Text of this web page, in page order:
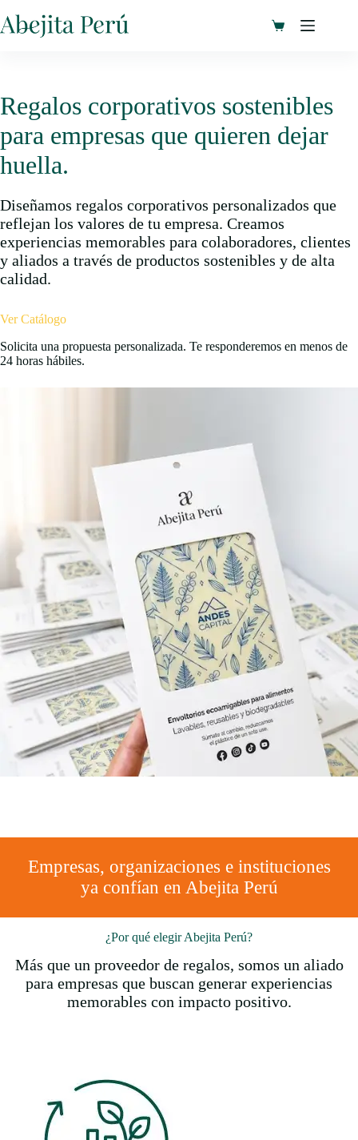
al
contenido
Carro
Regalos corporativos sostenibles
para empresas que quieren dejar
huella.
Diseñamos regalos corporativos personalizados que
reflejan los valores de tu empresa. Creamos
experiencias memorables para colaboradores, clientes
y aliados a través de productos sostenibles y de alta
calidad.
Ver Catálogo
Solicita una propuesta personalizada. Te responderemos en menos de
24 horas hábiles.
Empresas, organizaciones e instituciones
ya confían en Abejita Perú
¿Por qué elegir Abejita Perú?
Más que un proveedor de regalos, somos un aliado
para empresas que buscan generar experiencias
memorables con impacto positivo.